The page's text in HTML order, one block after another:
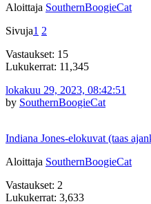
Aloittaja SouthernBoogieCat
Sivuja1 2
Vastaukset: 15
Lukukerrat: 11,345
lokakuu 29, 2023, 08:42:51
by SouthernBoogieCat
Indiana Jones-elokuvat (taas
Aloittaja SouthernBoogieCat
Vastaukset: 2
Lukukerrat: 3,633